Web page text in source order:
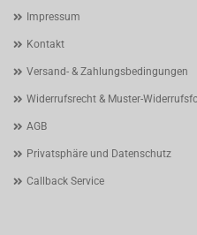
Impressum
Kontakt
Versand- & Zahlungsbedingungen
Widerrufsrecht & Muster-
AGB
Privatsphäre und Datenschutz
Callback Service